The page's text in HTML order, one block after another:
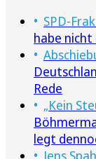
SPD-
habe nicht
Rede
„Kein
legt
Jens